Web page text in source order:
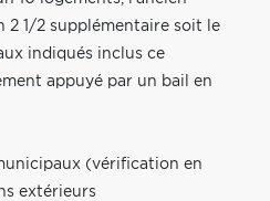
2 1/2 supplémentaire soit le
indiqués inclus ce
appuyé par un bail en
(vérification en
extérieurs